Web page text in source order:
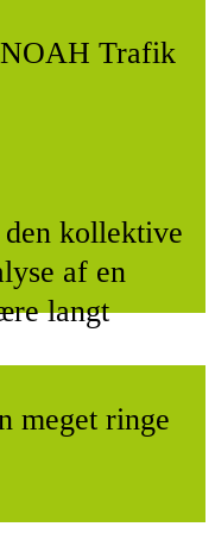
Trafik
kollektive
af en
langt
meget ringe